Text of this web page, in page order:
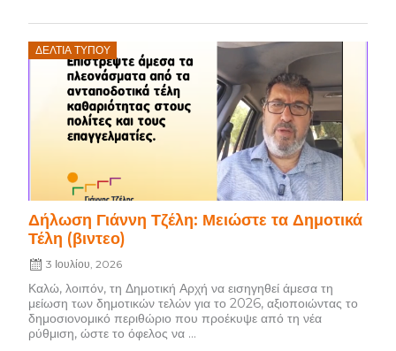
ΔΕΛΤΊΑ ΤΎΠΟΥ
Δήλωση Γιάννη Τζέλη: Μειώστε τα Δημοτικά
Τέλη (βιντεο)
Posted
3 Ιουλίου, 2026
Καλώ, λοιπόν, τη Δημοτική Αρχή να εισηγηθεί άμεσα τη
μείωση των δημοτικών τελών για το 2026, αξιοποιώντας το
δημοσιονομικό περιθώριο που προέκυψε από τη νέα
ρύθμιση, ώστε το όφελος να ...